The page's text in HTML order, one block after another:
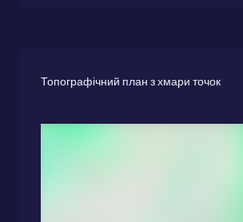
Топографічний план з хмари точок